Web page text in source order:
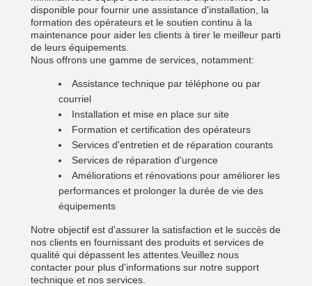
disponible pour fournir une assistance d'installation, la
formation des opérateurs et le soutien continu à la
maintenance pour aider les clients à tirer le meilleur parti
de leurs équipements.
Nous offrons une gamme de services, notamment:
Assistance technique par téléphone ou par
courriel
Installation et mise en place sur site
Formation et certification des opérateurs
Services d'entretien et de réparation courants
Services de réparation d'urgence
Améliorations et rénovations pour améliorer les
performances et prolonger la durée de vie des
équipements
Notre objectif est d'assurer la satisfaction et le succès de
nos clients en fournissant des produits et services de
qualité qui dépassent les attentes.Veuillez nous
contacter pour plus d'informations sur notre support
technique et nos services.